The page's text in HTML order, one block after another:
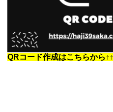
QRコード作成はこちらから↑↑